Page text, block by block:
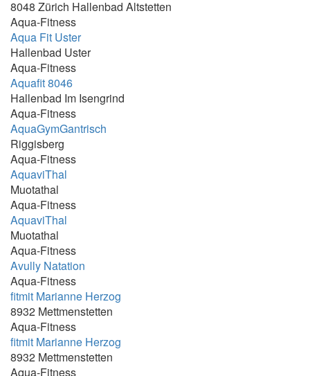
17:30-18:00
17:30-18:10
17:30-18:15
17:30-18:30
17:30-19:15
17:30-19:30
17:45-18:30
17:45-18:45
17:50-17:20
17:50-18:20
17:50-18:35
17:50-18:50
17:55 Uhr
18.00 - 18.45
18.00 - 20.00
18.00 - 21.00
18.00 -20.00
8048 Zürich Hallenbad Altstetten
Aqua-Fitness
Aqua Fit Uster
Hallenbad Uster
Aqua-Fitness
Aquafit 8046
Hallenbad Im Isengrind
Aqua-Fitness
AquaGymGantrisch
Riggisberg
Aqua-Fitness
AquaviThal
Muotathal
Aqua-Fitness
AquaviThal
Muotathal
Aqua-Fitness
Avully Natation
Aqua-Fitness
fitmit Marianne Herzog
8932 Mettmenstetten
Aqua-Fitness
fitmit Marianne Herzog
8932 Mettmenstetten
Aqua-Fitness